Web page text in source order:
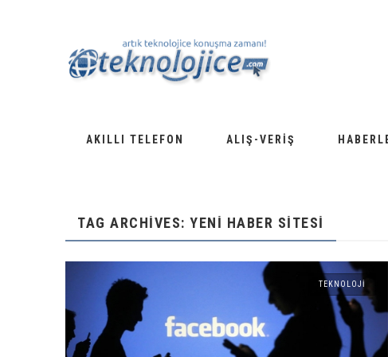
AKILLI TELEFON ALIŞ-VERIŞ
TAG ARCHIVES: YENI HABER SITESI
TEKNOLOJI